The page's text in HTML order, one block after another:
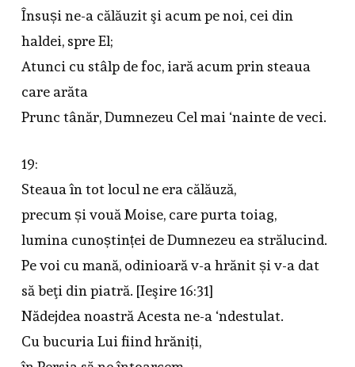
Însuși ne-a călăuzit şi acum pe noi, cei din
haldei, spre El;
Atunci cu stâlp de foc, iară acum prin steaua
care arăta
Prunc tânăr, Dumnezeu Cel mai ‘nainte de veci.
19:
Steaua în tot locul ne era călăuză,
precum și vouă Moise, care purta toiag,
lumina cunoștinței de Dumnezeu ea strălucind.
Pe voi cu mană, odinioară v-a hrănit și v-a dat
să beţi din piatră. [Ieşire 16:31]
Nădejdea noastră Acesta ne-a ‘ndestulat.
Cu bucuria Lui fiind hrăniți,